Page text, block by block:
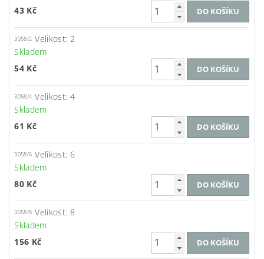
43 Kč
3058/2 Velikost: 2
Skladem
54 Kč
3058/4 Velikost: 4
Skladem
61 Kč
3058/6 Velikost: 6
Skladem
80 Kč
3058/8 Velikost: 8
Skladem
156 Kč